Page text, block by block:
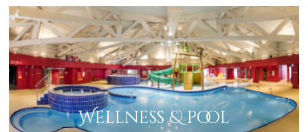
Wellness & pool